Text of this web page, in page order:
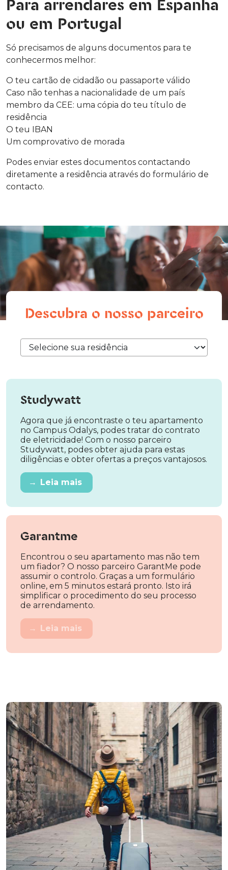
Para arrendares em Espanha
ou em Portugal
Só precisamos de alguns documentos para te
conhecermos melhor:
O teu cartão de cidadão ou passaporte válido
Caso não tenhas a nacionalidade de um país
membro da CEE: uma cópia do teu título de
residência
O teu IBAN
Um comprovativo de morada
Podes enviar estes documentos contactando
diretamente a residência através do formulário de
contacto.
Descubra o nosso parceiro
Studywatt
Agora que já encontraste o teu apartamento
no Campus Odalys, podes tratar do contrato
de eletricidade! Com o nosso parceiro
Studywatt, podes obter ajuda para estas
diligências e obter ofertas a preços vantajosos.
→ Leia mais
Garantme
Encontrou o seu apartamento mas não tem
um fiador? O nosso parceiro GarantMe pode
assumir o controlo. Graças a um formulário
online, em 5 minutos estará pronto. Isto irá
simplificar o procedimento do seu processo
de arrendamento.
→ Leia mais